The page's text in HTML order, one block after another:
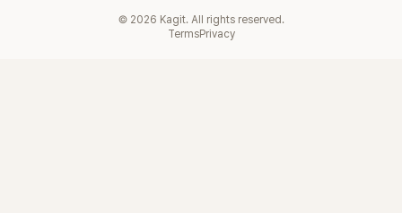
© 2026 Kagit. All rights reserved.
TermsPrivacy